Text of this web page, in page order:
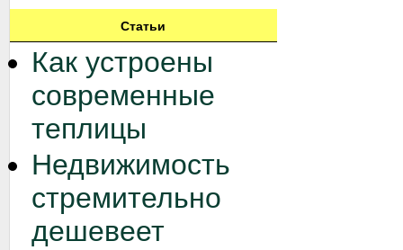
Статьи
Как устроены
современные
теплицы
Недвижимость
стремительно
дешевеет